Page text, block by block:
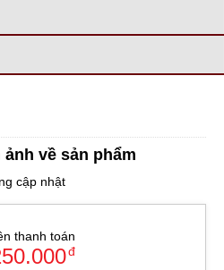
về sản phẩm
cập nhật
thanh toán
đ